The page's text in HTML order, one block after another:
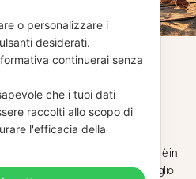
o personalizzare i
desiderati.
continuerai senza
che i tuoi dati
raccolti allo scopo di
l'efficacia della
ESTIVA
al 31 agosto venditaviniliusati.it è in
Gli ordini ricevuti entro il 29 luglio